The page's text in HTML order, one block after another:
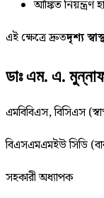
আঙ্কিত নিয়ন্ত্রণ
এই ক্ষেত্রে দ্রুতদৃশ্য
ডাঃ এম. এ.
এমবিবিএস, বিসিএস
বিএসএমএমইউ সিডি
সহকারী অধ্যাপক